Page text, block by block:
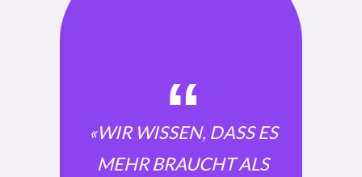
«WIR WISSEN, DASS ES
MEHR BRAUCHT ALS